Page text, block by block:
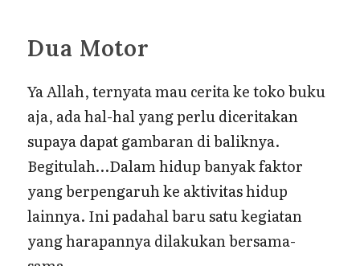
Dua Motor
Ya Allah, ternyata mau cerita ke toko buku
aja, ada hal-hal yang perlu diceritakan
supaya dapat gambaran di baliknya.
Begitulah…Dalam hidup banyak faktor
yang berpengaruh ke aktivitas hidup
lainnya. Ini padahal baru satu kegiatan
yang harapannya dilakukan bersama-